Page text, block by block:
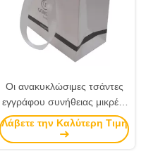
Οι ανακυκλώσιμες τσάντες
εγγράφου συνήθειας μικρές,
άσπρα εμπορεύματα
τοποθετούν οποιοδήποτε
Λάβετε την Καλύτερη Τιμή